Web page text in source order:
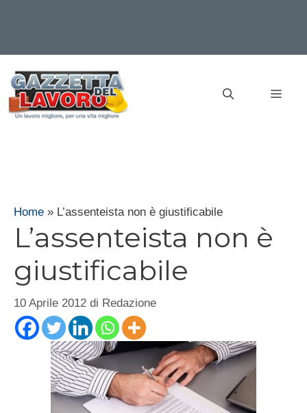
contenuto
Home » L’assenteista non è giustificabile
L’assenteista non è
giustificabile
10 Aprile 2012 di Redazione